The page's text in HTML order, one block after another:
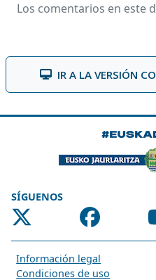
Los comentarios en este
IR A LA VERSIÓN
SÍGUENOS
Información legal
Condiciones de uso